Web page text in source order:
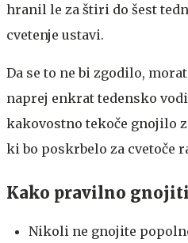
hranil le za štiri do šest
cvetenje ustavi.
Da se to ne bi zgodilo,
naprej enkrat tedensko
kakovostno tekoče gnojilo
ki bo poskrbelo za cvetoče
Kako pravilno gnojiti
Nikoli ne gnojite